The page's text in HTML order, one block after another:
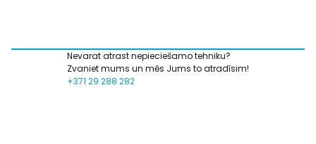
Nevarat atrast nepieciešamo tehniku?
Zvaniet mums un mēs Jums to atradīsim!
+371 29 288 282